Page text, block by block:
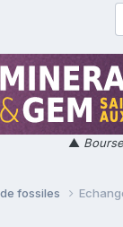
▲
fossiles